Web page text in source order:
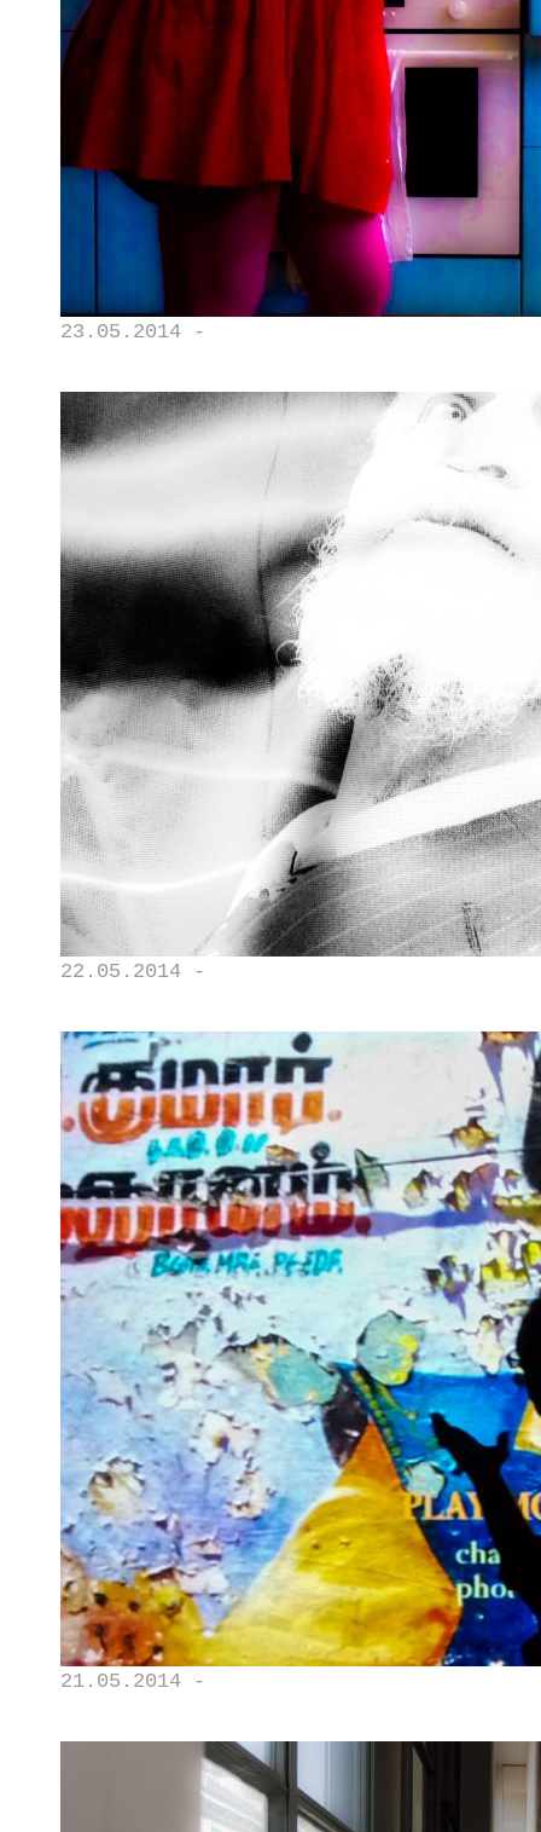
23.05.2014 -
22.05.2014 -
21.05.2014 -